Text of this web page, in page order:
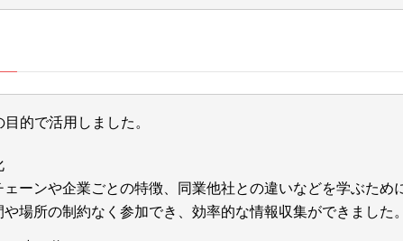
的で活用しました。
ーンや企業ごとの特徴、同業他社との違いなどを学ぶため
場所の制約なく参加でき、効率的な情報収集ができました。